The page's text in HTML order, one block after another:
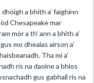
dhòigh a bhith a’ faighinn
Chesapeake mar
mòr a th’ ann a bhith a’
mo dhealas airson a’
Tha mi a’
ris na daoine a bhios
gus gabhail ris na